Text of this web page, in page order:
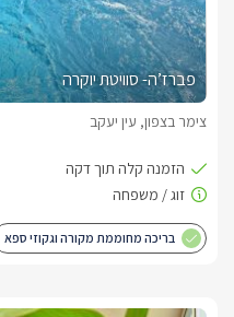
פברז’ה- סוויטת יוקרה
צימר בצפון, עין יעקב
בריכה מחוממת מקורה וגקוזי ספא